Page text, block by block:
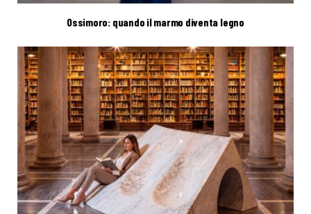
Ossimoro: quando il marmo diventa legno